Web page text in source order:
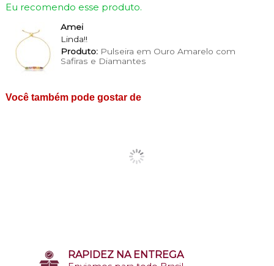
Eu recomendo esse produto.
Amei
Linda!!
Produto:Pulseira em Ouro Amarelo com
Safiras e Diamantes
Você também pode gostar de
RAPIDEZ NA ENTREGA